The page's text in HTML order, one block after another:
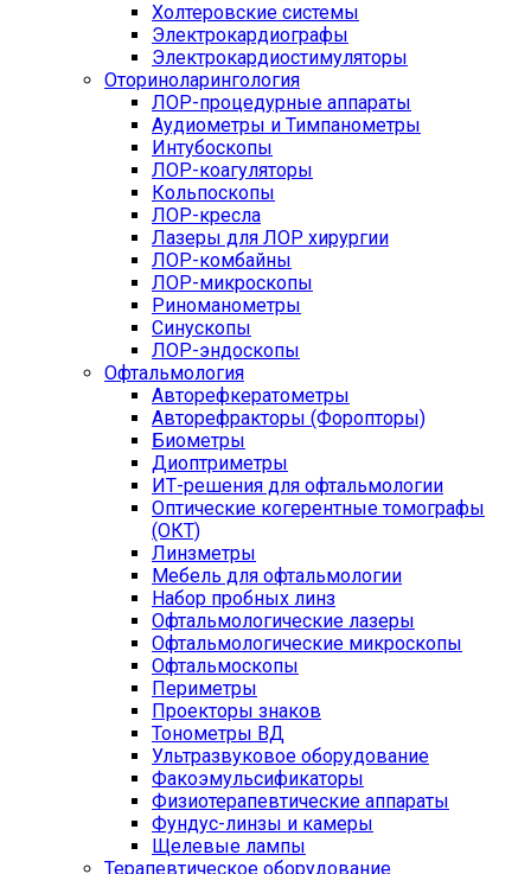
Холтеровские системы
Электрокардиографы
Электрокардиостимуляторы
Оториноларингология
ЛОР-процедурные аппараты
Аудиометры и Тимпанометры
Интубоскопы
ЛОР-коагуляторы
Кольпоскопы
ЛОР-кресла
Лазеры для ЛОР хирургии
ЛОР-комбайны
ЛОР-микроскопы
Риноманометры
Синускопы
ЛОР-эндоскопы
Офтальмология
Авторефкератометры
Авторефракторы (Форопторы)
Биометры
Диоптриметры
ИТ-решения для офтальмологии
Оптические когерентные томографы
(ОКТ)
Линзметры
Мебель для офтальмологии
Набор пробных линз
Офтальмологические лазеры
Офтальмологические микроскопы
Офтальмоскопы
Периметры
Проекторы знаков
Тонометры ВД
Ультразвуковое оборудование
Факоэмульсификаторы
Физиотерапевтические аппараты
Фундус-линзы и камеры
Щелевые лампы
Терапевтическое оборудование